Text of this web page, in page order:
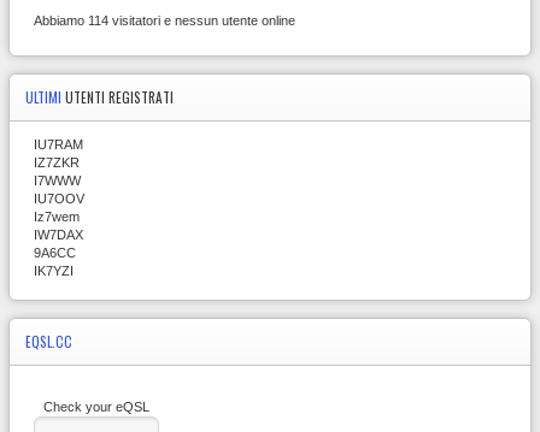
Abbiamo 114 visitatori e nessun utente online
ULTIMI UTENTI REGISTRATI
IU7RAM
IZ7ZKR
I7WWW
IU7OOV
Iz7wem
IW7DAX
9A6CC
IK7YZI
EQSL.CC
Check your eQSL